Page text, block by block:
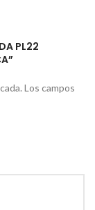
PL22
Los campos